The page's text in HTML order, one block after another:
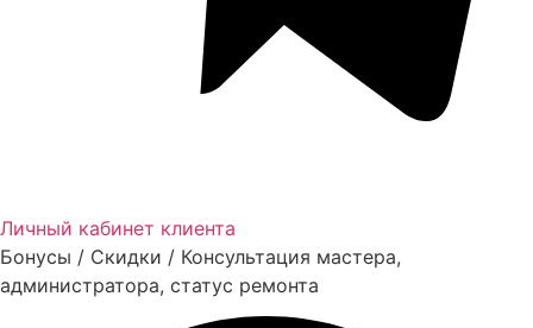
Личный кабинет клиента
Бонусы / Скидки / Консультация мастера,
администратора, статус ремонта